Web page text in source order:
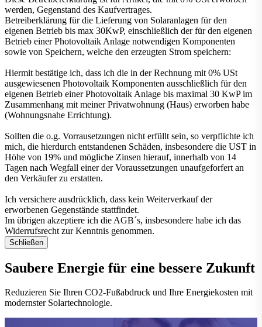
werden, Gegenstand des Kaufvertrages.
Betreiberklärung für die Lieferung von Solaranlagen für den
eigenen Betrieb bis max 30KwP, einschließlich der für den eigenen
Betrieb einer Photovoltaik Anlage notwendigen Komponenten
sowie von Speichern, welche den erzeugten Strom speichern:
Hiermit bestätige ich, dass ich die in der Rechnung mit 0% USt
ausgewiesenen Photovoltaik Komponenten ausschließlich für den
eigenen Betrieb einer Photovoltaik Anlage bis maximal 30 KwP im
Zusammenhang mit meiner Privatwohnung (Haus) erworben habe
(Wohnungsnahe Errichtung).
Sollten die o.g. Vorrausetzungen nicht erfüllt sein, so verpflichte ich
mich, die hierdurch entstandenen Schäden, insbesondere die UST in
Höhe von 19% und mögliche Zinsen hierauf, innerhalb von 14
Tagen nach Wegfall einer der Voraussetzungen unaufgeforfert an
den Verkäufer zu erstatten.
Ich versichere ausdrücklich, dass kein Weiterverkauf der
erworbenen Gegenstände stattfindet.
Im übrigen akzeptiere ich die AGB´s, insbesondere habe ich das
Widerrufsrecht zur Kenntnis genommen.
Schließen
Saubere Energie für eine bessere Zukunft
Reduzieren Sie Ihren CO2-Fußabdruck und Ihre Energiekosten mit
modernster Solartechnologie.